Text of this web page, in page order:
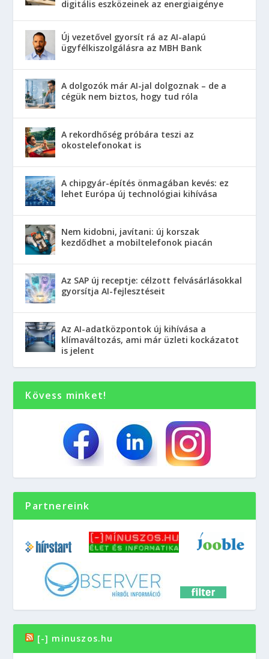
digitális eszközeinek az energiaigénye
Új vezetővel gyorsít rá az AI-alapú
ügyfélkiszolgálásra az MBH Bank
A dolgozók már AI-jal dolgoznak – de a
cégük nem biztos, hogy tud róla
A rekordhőség próbára teszi az
okostelefonokat is
A chipgyár-építés önmagában kevés: ez
lehet Európa új technológiai kihívása
Nem kidobni, javítani: új korszak
kezdődhet a mobiltelefonok piacán
Az SAP új receptje: célzott felvásárlásokkal
gyorsítja AI-fejlesztéseit
Az AI-adatközpontok új kihívása a
klímaváltozás, ami már üzleti kockázatot
is jelent
Kövess minket!
Partnereink
[-] minuszos.hu